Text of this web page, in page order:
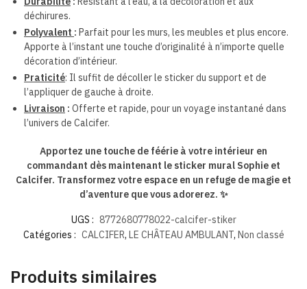
déchirures.
Polyvalent : Parfait pour les murs, les meubles et plus encore.
Apporte à l’instant une touche d’originalité à n’importe quelle
décoration d’intérieur.
Praticité: Il suffit de décoller le sticker du support et de
l’appliquer de gauche à droite.
Livraison : Offerte et rapide, pour un voyage instantané dans
l’univers de Calcifer.
Apportez une touche de féérie à votre intérieur en
commandant dès maintenant le sticker mural Sophie et
Calcifer. Transformez votre espace en un refuge de magie et
d’aventure que vous adorerez. ✨
UGS : 8772680778022-calcifer-stiker
Catégories : CALCIFER, LE CHÂTEAU AMBULANT, Non classé
Produits similaires